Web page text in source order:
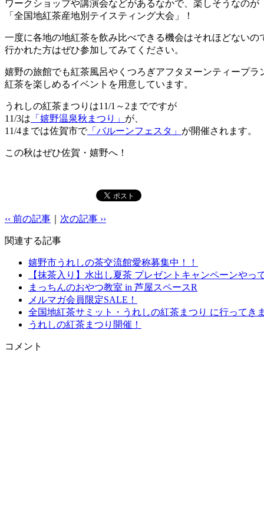
ワークショップや講演会などがあるなかで、楽しそうなのが
「全国地紅茶産地別テイスティング大会」！
一度に各地の地紅茶を飲み比べできる機会はそれほどないの
行かれた方はぜひ参加してみてください。
嬉野の旅館でも紅茶風呂やくつろぎアフタヌーンティープラ
紅茶を楽しめるイベントを用意しています。
うれしの紅茶まつりは11/1～2までですが
11/3は 「嬉野温泉秋まつり」 が、
11/4までは佐賀市で「バルーンフェスタ」 が開催されます。
この秋はぜひ佐賀・嬉野へ！
‹‹ 前の記事 次の記事 ››
関連する記事
嬉野市うれしの茶交流館愛称募集中！！
【抹茶入り】水出し夏茶 プレゼントキャンペーンやっ
まっちんのおやつ教室 in 芦屋スペースR
メルマガ会員限定SALE！
全国地紅茶サミット・うれしの紅茶まつり に行ってき
うれしの紅茶まつり開催！
コメント